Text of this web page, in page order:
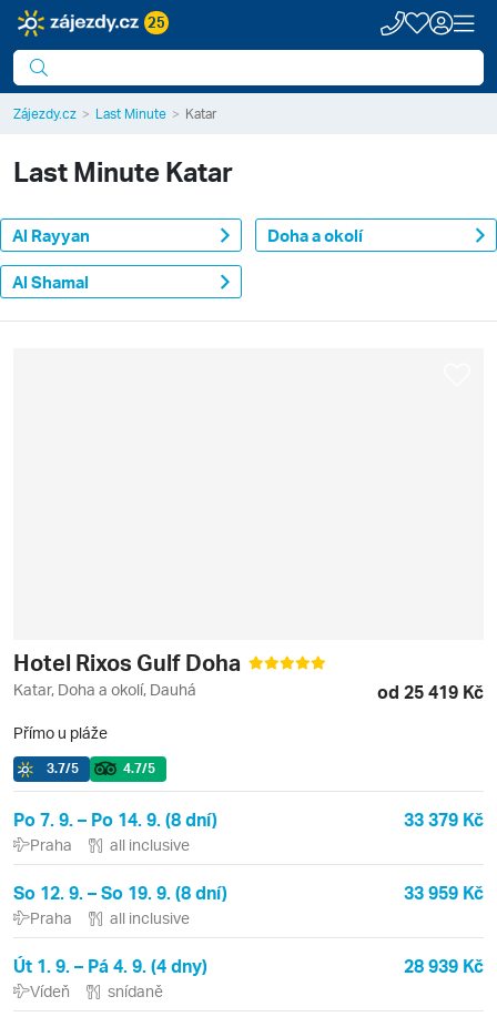
25
Zájezdy.cz Last Minute Katar
Last MinuteKatar
Al Rayyan Doha a okolí
Al Shamal
Hotel Rixos Gulf Doha
Katar, Doha a okolí, Dauhá od 25 419 Kč
Přímo u pláže
3.7/5 4.7/5
Po 7. 9. – Po 14. 9. (8 dní) 33 379 Kč
Praha all inclusive
So 12. 9. – So 19. 9. (8 dní) 33 959 Kč
Praha all inclusive
Út 1. 9. – Pá 4. 9. (4 dny) 28 939 Kč
Vídeň snídaně